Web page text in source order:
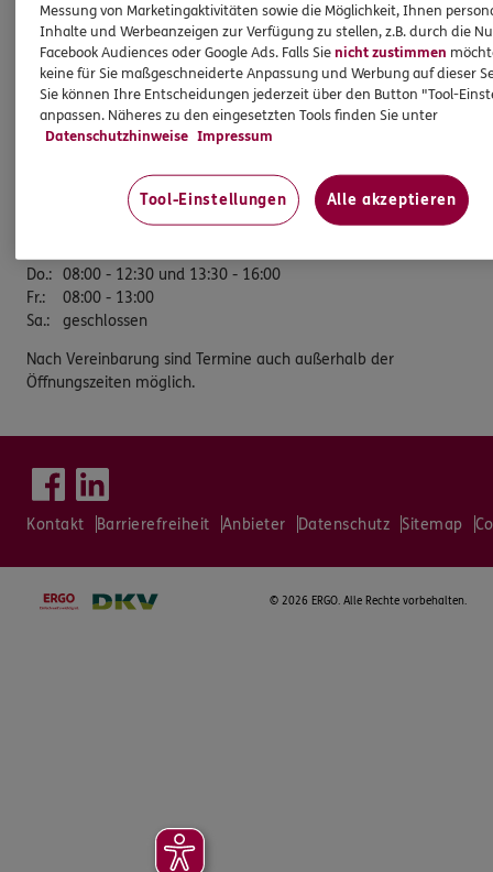
Martinstr. 18
57462 Olpe
Tel: 02761/836690
Fax: 02761/836691
08:00 - 12:30 und 13:30 - 16:00
08:00 - 12:30 und 13:30 - 16:00
Do.: 08:00 - 12:30 und 13:30 - 16:00
Fr.:
08:00 - 13:00
Sa.: geschlossen
Nach Vereinbarung sind Termine auch außerhalb der
Öffnungszeiten möglich.
Kontakt Barrierefreiheit Anbieter Datenschutz Sitemap
© 2026 ERGO. Alle Rechte vorbehalten.
Messung von Marketingaktivitäten sowie die Möglichkeit, Ihnen
Inhalte und Werbeanzeigen zur Verfügung zu stellen, z.B. durch die
Facebook Audiences oder Google Ads. Falls Sienicht zustimmen
keine für Sie maßgeschneiderte Anpassung und Werbung auf dieser
Sie können Ihre Entscheidungen jederzeit über den Button "Tool-
anpassen. Näheres zu den eingesetzten Tools finden Sie unter
Datenschutzhinweise Impressum
Tool-Einstellungen Alle akzeptieren